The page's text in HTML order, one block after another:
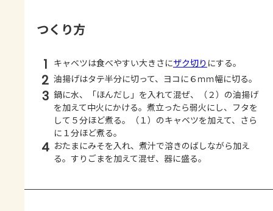
つくり方
1 キャベツは食べやすい大きさにザク切り にする。
2 油揚げはタテ半分に切って、ヨコに６ｍｍ幅に切る。
3 鍋に水、「ほんだし」を入れて混ぜ、（２）の油揚げ
を加えて中火にかける。煮立ったら弱火にし、フタを
して５分ほど煮る。（１）のキャベツを加えて、さら
に１分ほど煮る。
4 おたまにみそを入れ、煮汁で溶きのばしながら加え
る。すりごまを加えて混ぜ、器に盛る。